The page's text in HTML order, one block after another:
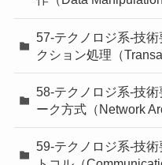
57-テクノロジ系-技
クション処理（
58-テクノロジ系-技
ーク方式（Network
59-テクノロジ系-技